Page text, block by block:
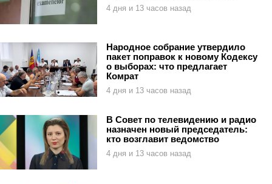
4 дня и 13 часов назад
Народное собрание утвердило
пакет поправок к новому Кодексу
о выборах: что предлагает
Комрат
4 дня и 13 часов назад
В Совет по телевидению и радио
назначен новый председатель:
кто возглавит ведомство
4 дня и 13 часов назад